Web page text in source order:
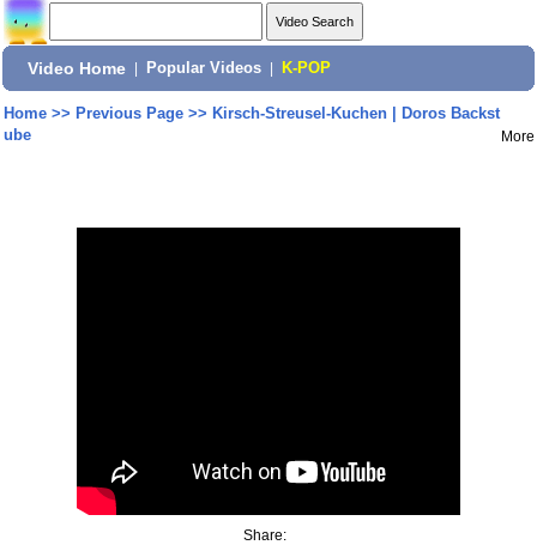
Video Home Popular Videos K-POP
Home>> Previous Page>> Kirsch-Streusel-Kuchen | Doros Backst
ube
More
Share: